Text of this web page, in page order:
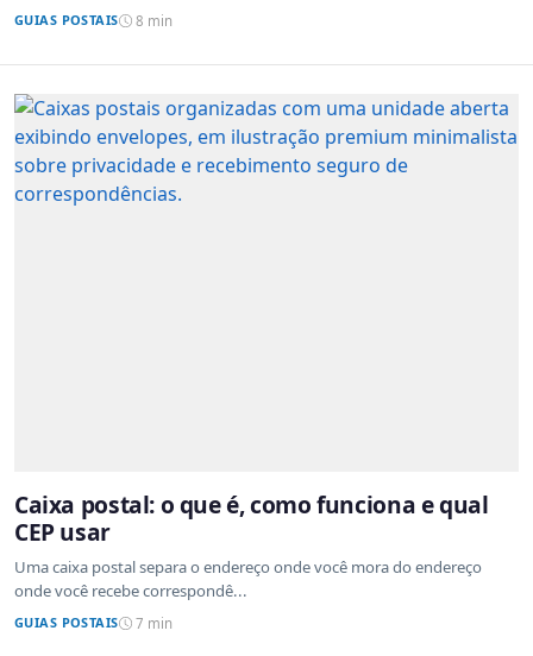
GUIAS POSTAIS 8 min
Caixa postal: o que é, como funciona e qual
CEP usar
Uma caixa postal separa o endereço onde você mora do endereço
onde você recebe correspondê...
GUIAS POSTAIS 7 min